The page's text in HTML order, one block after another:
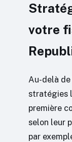
votre
Au-delà
stratégies
première
selon leur
par